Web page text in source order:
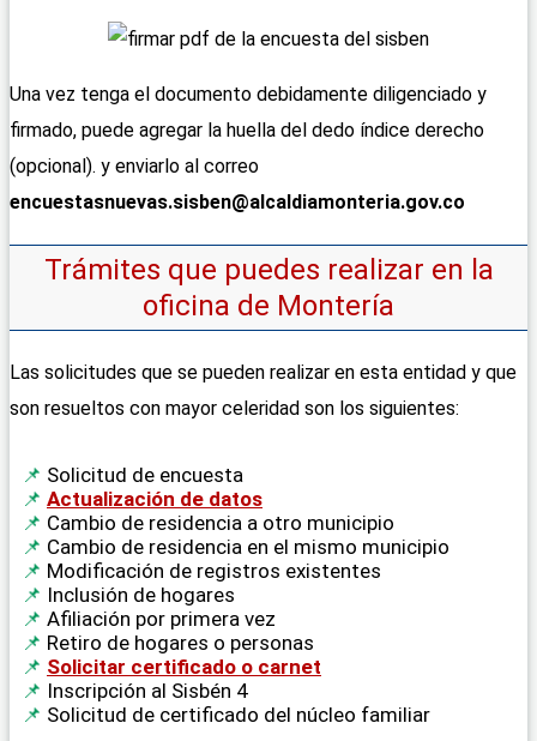
Una vez tenga el documento debidamente diligenciado y
firmado, puede agregar la huella del dedo índice derecho
(opcional). y enviarlo al correo
encuestasnuevas.sisben@alcaldiamonteria.gov.co
Trámites que puedes realizar en la
oficina de Montería
Las solicitudes que se pueden realizar en esta entidad y que
son resueltos con mayor celeridad son los siguientes:
Solicitud de encuesta
Actualización de datos
Cambio de residencia a otro municipio
Cambio de residencia en el mismo municipio
Modificación de registros existentes
Inclusión de hogares
Afiliación por primera vez
Retiro de hogares o personas
Solicitar certificado o carnet
Inscripción al Sisbén 4
Solicitud de certificado del núcleo familiar